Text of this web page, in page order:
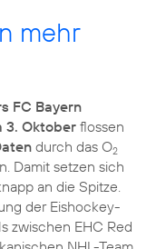
mehr
FC Bayern
3. Oktober flossen
durch das O2
Damit setzen sich
an die Spitze.
der Eishockey-
zwischen EHC Red